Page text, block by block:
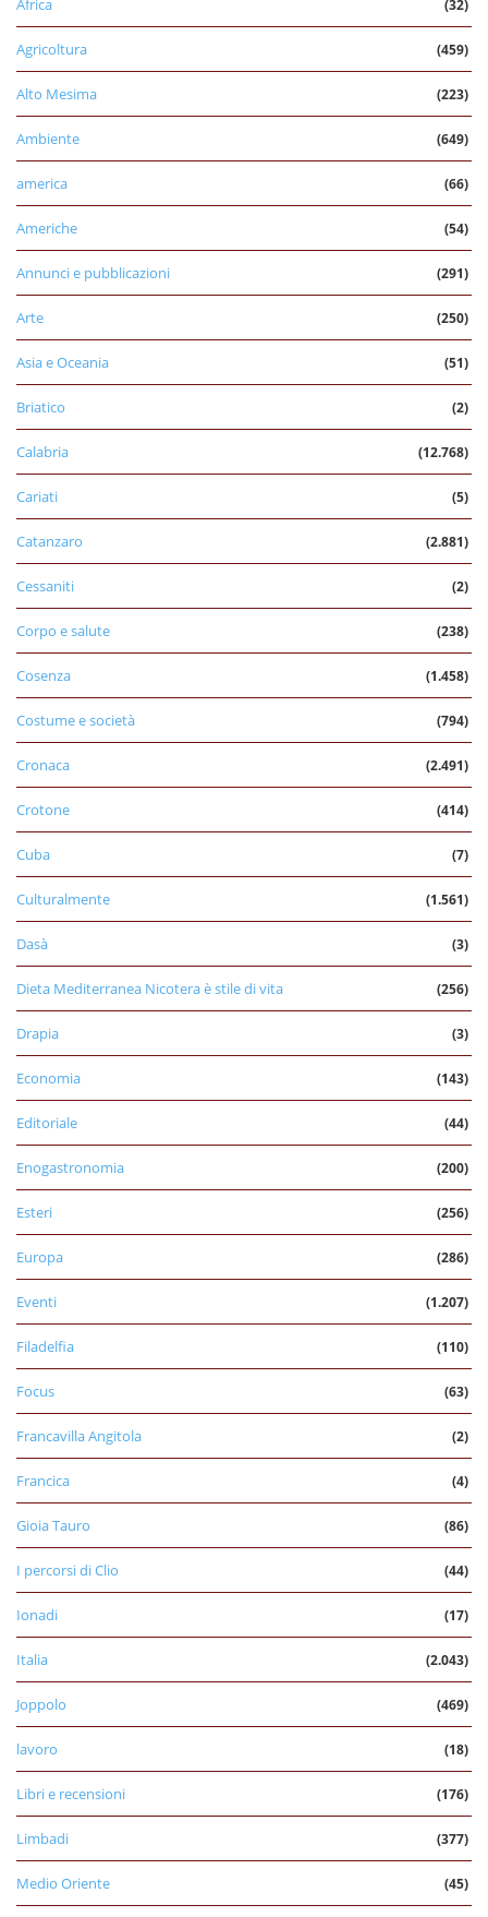
Africa (32)
Agricoltura (459)
Alto Mesima (223)
Ambiente (649)
america (66)
Americhe (54)
Annunci e pubblicazioni (291)
Arte (250)
Asia e Oceania (51)
Briatico (2)
Calabria (12.768)
Cariati (5)
Catanzaro (2.881)
Cessaniti (2)
Corpo e salute (238)
Cosenza (1.458)
Costume e società (794)
Cronaca (2.491)
Crotone (414)
Cuba (7)
Culturalmente (1.561)
Dasà (3)
Dieta Mediterranea Nicotera è stile di vita (256)
Drapia (3)
Economia (143)
Editoriale (44)
Enogastronomia (200)
Esteri (256)
Europa (286)
Eventi (1.207)
Filadelfia (110)
Focus (63)
Francavilla Angitola (2)
Francica (4)
Gioia Tauro (86)
I percorsi di Clio (44)
Ionadi (17)
Italia (2.043)
Joppolo (469)
lavoro (18)
Libri e recensioni (176)
Limbadi (377)
Medio Oriente (45)